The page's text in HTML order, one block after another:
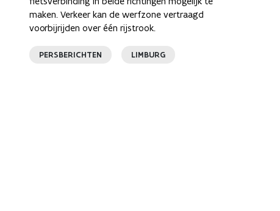
maken. Verkeer kan de werfzone vertraagd
voorbijrijden over één rijstrook.
PERSBERICHTEN LIMBURG